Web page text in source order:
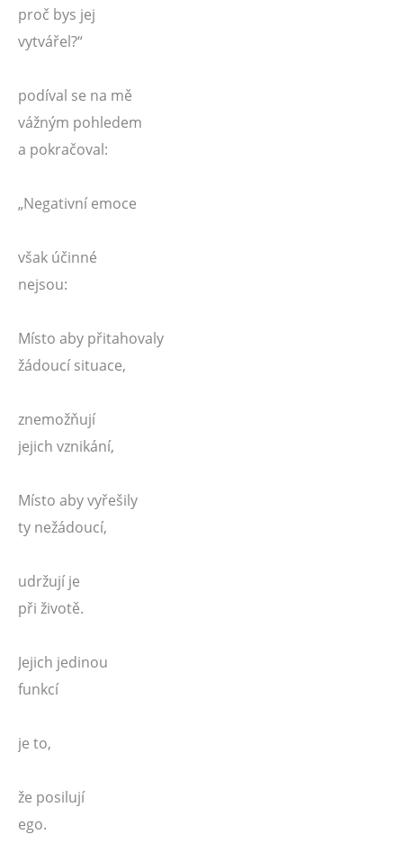
proč bys jej
vytvářel?“
podíval se na mě
vážným pohledem
a pokračoval:
„Negativní emoce
však účinné
nejsou:
Místo aby přitahovaly
žádoucí situace,
znemožňují
jejich vznikání,
Místo aby vyřešily
ty nežádoucí,
udržují je
při životě.
Jejich jedinou
funkcí
je to,
že posilují
ego.